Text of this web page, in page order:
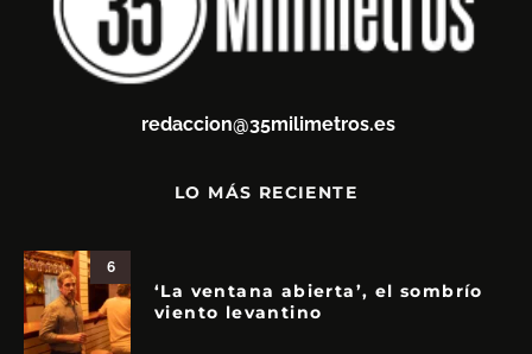
redaccion@35milimetros.es
LO MÁS RECIENTE
6
‘La ventana abierta’, el sombrío
viento levantino